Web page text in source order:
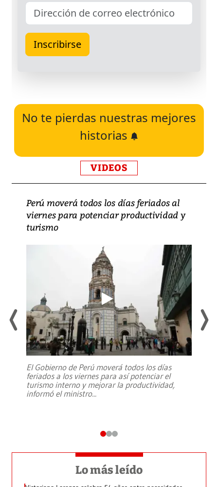
No te pierdas nuestras mejores
historias
VIDEOS
Perú moverá todos los días feriados al
viernes para potenciar productividad y
turismo
El Gobierno de Perú moverá todos los días
feriados a los viernes para así potenciar el
turismo interno y mejorar la productividad,
informó el ministro...
Lo más leído